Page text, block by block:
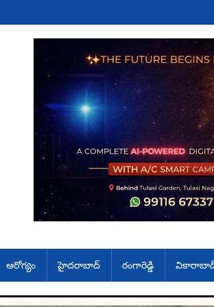
ఆరోగ్యం హైదరాబాద్ రంగారెడ్డి